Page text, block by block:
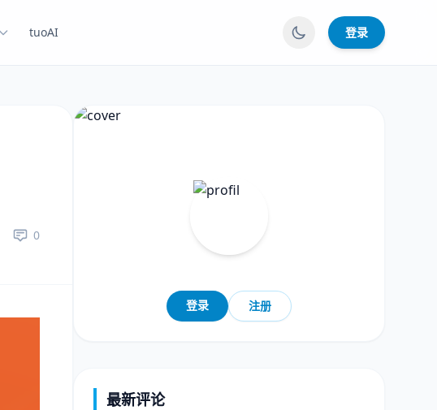
tuoAI 登录
0
登录 注册
最新评论